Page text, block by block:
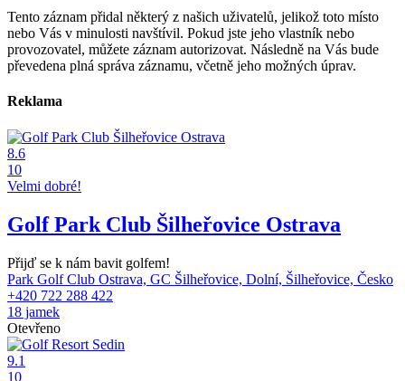
Tento záznam přidal některý z našich uživatelů, jelikož toto místo
nebo Vás v minulosti navštívil. Pokud jste jeho vlastník nebo
provozovatel, můžete záznam autorizovat. Následně na Vás bude
převedena plná správa záznamu, včetně jeho možných úprav.
Reklama
8.6
10
Velmi dobré!
Golf Park Club Šilheřovice Ostrava
Přijď se k nám bavit golfem!
Park Golf Club Ostrava, GC Šilheřovice, Dolní, Šilheřovice, Česko
+420 722 288 422
18 jamek
Otevřeno
9.1
10